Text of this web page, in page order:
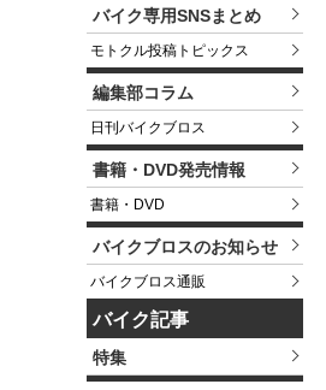
バイク専用SNSまとめ
モトクル投稿トピックス
編集部コラム
日刊バイクブロス
書籍・DVD発売情報
書籍・DVD
バイクブロスのお知らせ
バイクブロス通販
バイク記事
特集